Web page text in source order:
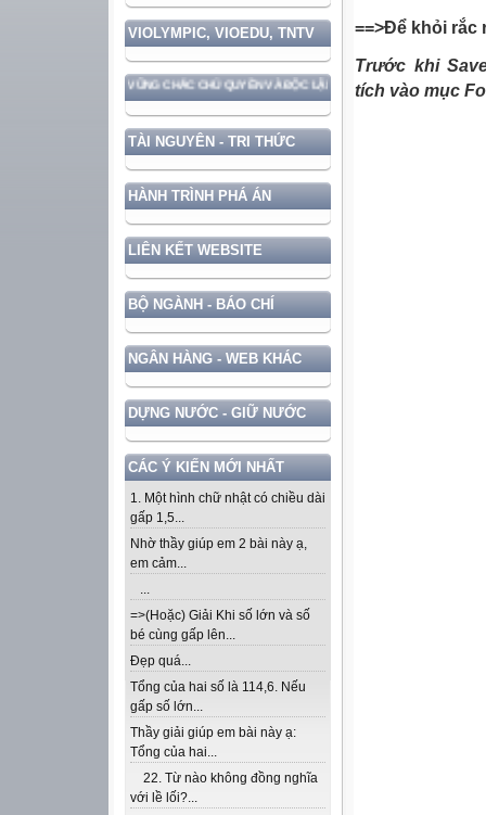
VIOLYMPIC, VIOEDU, TNTV
VỚI BẢO VỆ VỮNG CHẮC CHỦ QUYỀN VÀ ĐỘC LẬP DÂN TỘC!
TÀI NGUYÊN - TRI THỨC
HÀNH TRÌNH PHÁ ÁN
LIÊN KẾT WEBSITE
BỘ NGÀNH - BÁO CHÍ
NGÂN HÀNG - WEB KHÁC
DỰNG NƯỚC - GIỮ NƯỚC
CÁC Ý KIẾN MỚI NHẤT
1. Một hình chữ nhật có chiều dài
gấp 1,5...
Nhờ thầy giúp em 2 bài này ạ,
em cảm...
...
=>(Hoặc) Giải Khi số lớn và số
bé cùng gấp lên...
Đẹp quá...
Tổng của hai số là 114,6. Nếu
gấp số lớn...
Thầy giải giúp em bài này ạ:
Tổng của hai...
22. Từ nào không đồng nghĩa
với lề lối?...
==>Để khỏi rắc
Trước khi
tích vào mục